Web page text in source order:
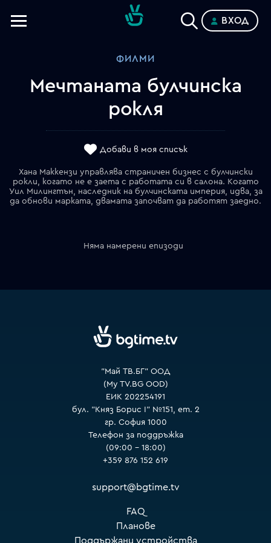
ВХОД
ФИЛМИ
Мечтаната булчинска
рокля
Добави в моя списък
Хана Маккензи управлява страничен бизнес с булчински
рокли, когато не е заета с работата си в салона. Когато
Уил Милингтън, наследник на булчинската империя, идва, за
да обнови марката, двамата започват да работят заедно.
Няма намерени епизоди
"Май ТВ.БГ" ООД
(My TV.BG OOD)
ЕИК 202254191
бул. "Княз Борис I" №151, ет. 2
гр. София 1000
Телефон за поддръжка
(09:00 – 18:00)
+359 876 152 619
support@bgtime.tv
FAQ
Планове
Поддържани устройства